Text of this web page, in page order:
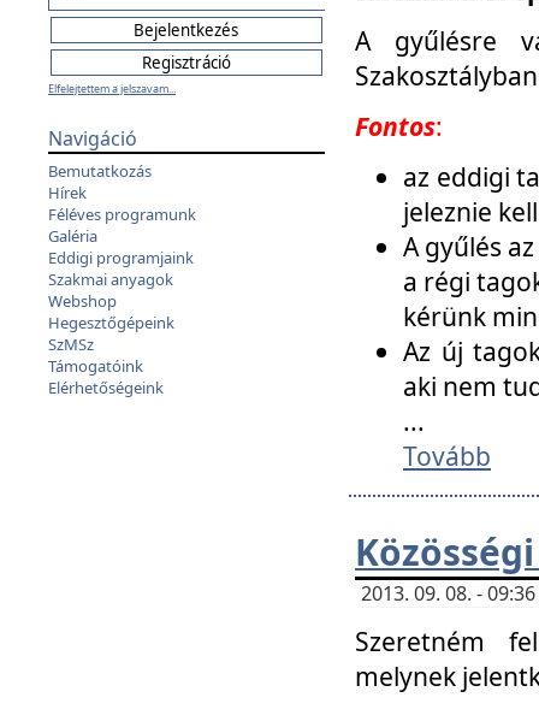
Elfelejtettem a jelszavam...
Navigáció
Bemutatkozás
Hírek
Féléves programunk
Galéria
Eddigi programjaink
Szakmai anyagok
Webshop
Hegesztőgépeink
SzMSz
Támogatóink
Elérhetőségeink
A gyűlésre
Fontos:
az eddigi
jeleznie
A gyűlés
a régi
kérünk
Az új
aki nem
...
Tovább
2013. 09. 08. -
Szeretném
melynek